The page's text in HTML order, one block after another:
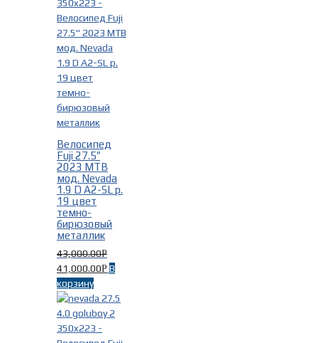
Велосипед
Fuji 27.5″
2023 MTB
мод. Nevada
1.9 D A2-SL р.
19 цвет
темно-
бирюзовый
металлик
43,000.00Р
41,000.00Р В
корзину